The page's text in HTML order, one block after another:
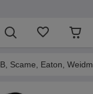
Scame, Eaton,